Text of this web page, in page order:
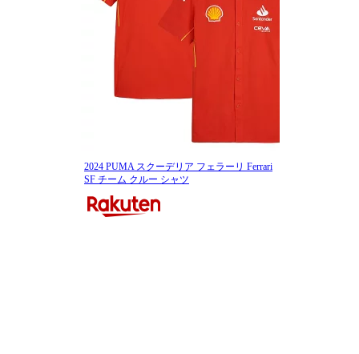
2024 PUMA スクーデリア フェラーリ Ferrari
SF チーム クルー シャツ